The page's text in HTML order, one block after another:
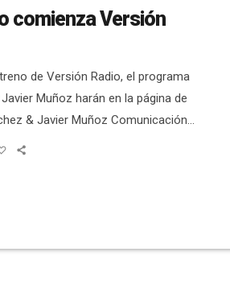
comienza Versión
de Versión Radio, el programa
Muñoz harán en la página de
& Javier Muñoz Comunicación.
se han estado haciendo